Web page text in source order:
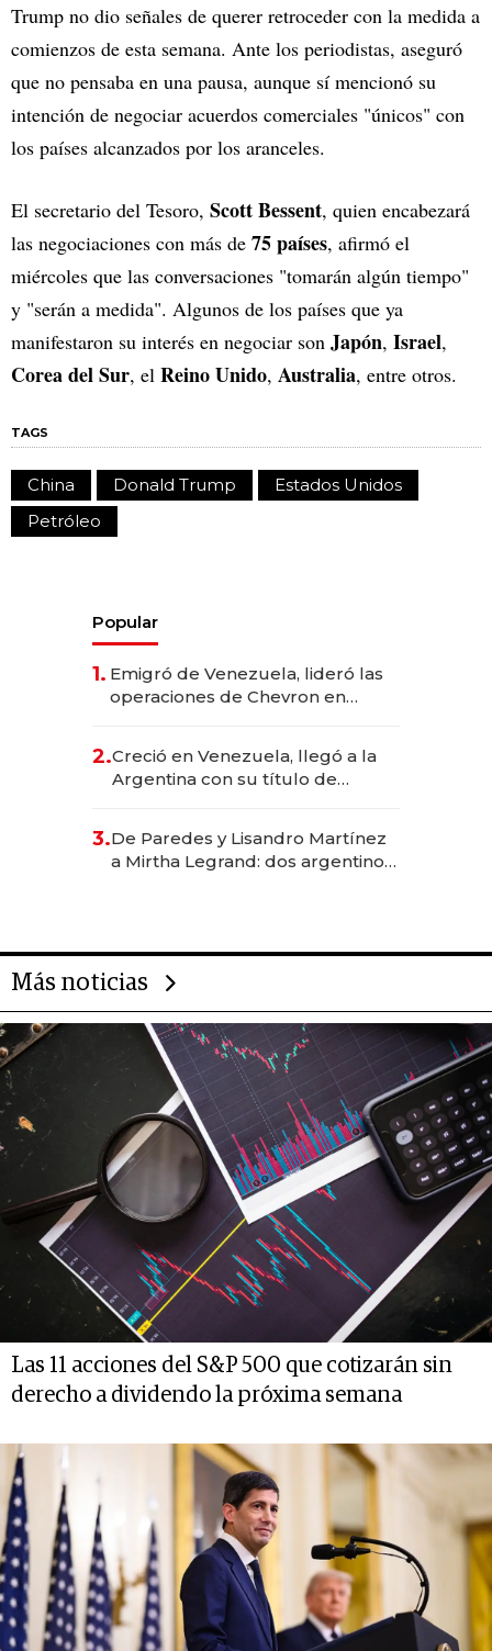
Trump no dio señales de querer retroceder con la medida a
comienzos de esta semana. Ante los periodistas, aseguró
que no pensaba en una pausa, aunque sí mencionó su
intención de negociar acuerdos comerciales "únicos" con
los países alcanzados por los aranceles.
El secretario del Tesoro, Scott Bessent, quien encabezará
las negociaciones con más de 75 países, afirmó el
miércoles que las conversaciones "tomarán algún tiempo"
y "serán a medida". Algunos de los países que ya
manifestaron su interés en negociar son Japón, Israel,
Corea del Sur, el Reino Unido, Australia, entre otros.
TAGS
China Donald Trump
Estados Unidos
Petróleo
Popular
1. Emigró de Venezuela, lideró las
operaciones de Chevron en
2.Creció en Venezuela, llegó a la
Argentina con su título de
las marcas "fast premium"
3.De Paredes y Lisandro Martínez
a Mirtha Legrand: dos argentinos
Más noticias
Las 11 acciones del S&P 500 que cotizarán sin
derecho a dividendo la próxima semana